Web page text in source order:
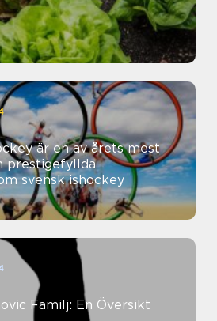
är en av årets mest
prestigefyllda
svensk ishockey
Familj: En Översikt